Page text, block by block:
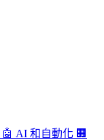
🤖 AI 和自動化 🏢